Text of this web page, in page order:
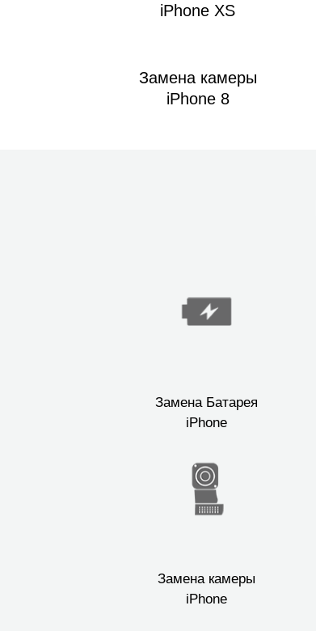
iPhone XS
Замена камеры
iPhone 8
Замена Батарея
iPhone
Замена камеры
iPhone